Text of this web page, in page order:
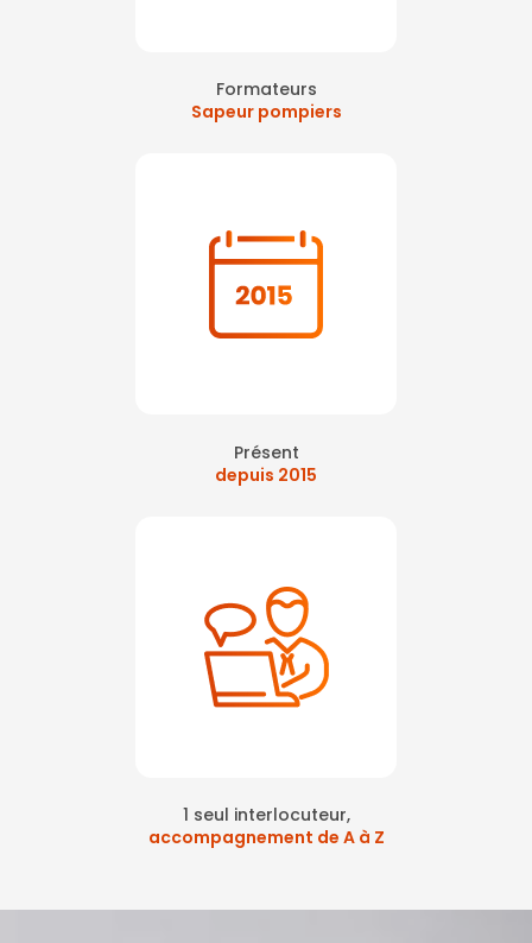
Formateurs
Sapeur pompiers
Présent
depuis 2015
1 seul interlocuteur,
accompagnement de A à Z